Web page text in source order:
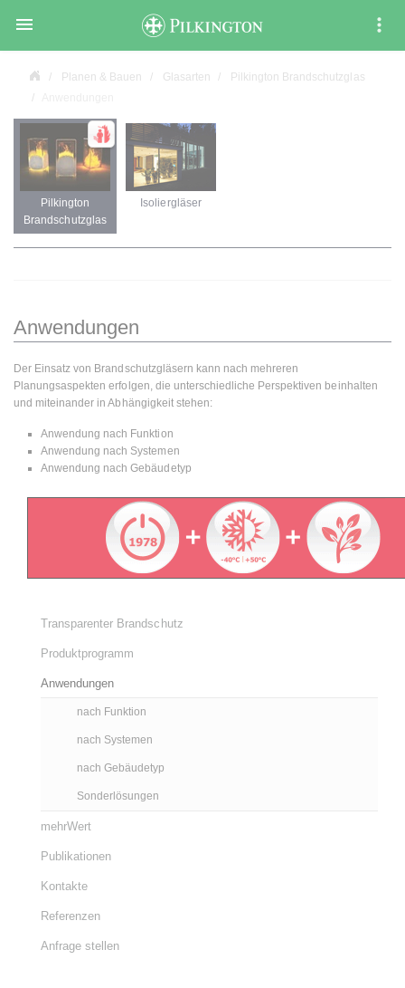

Planen & Bauen Glasarten
Pilkington Brandschutzglas
Pilkington
Brandschutzglas
Isoliergläser
Anwendungen
Der Einsatz von Brandschutzgläsern kann nach mehreren
Planungsaspekten erfolgen, die unterschiedliche Perspektiven beinhalten
und miteinander in Abhängigkeit stehen:
Anwendung nach Funktion
Anwendung nach Systemen
Anwendung nach Gebäudetyp
Transparenter Brandschutz
Produktprogramm
Anwendungen
nach Funktion
nach Systemen
nach Gebäudetyp
Sonderlösungen
mehrWert
Publikationen
Kontakte
Referenzen
Anfrage stellen